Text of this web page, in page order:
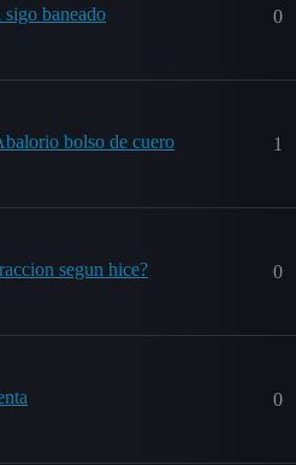
baneado 0
bolso de cuero 1
segun hice? 0
0